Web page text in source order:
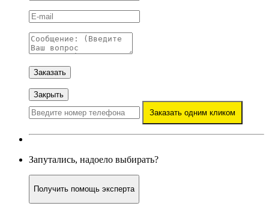
Заказать
Закрыть
Заказать одним кликом
Запутались, надоело выбирать?
Получить помощь эксперта